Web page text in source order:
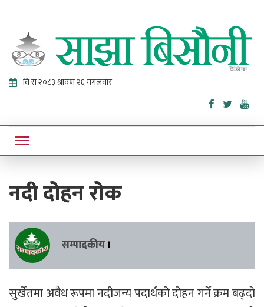
Sajha
Bisaunee
Online News Portal
नदी दोहन रोक
सम्पादकीय ।
सुर्खेतमा अवैध रूपमा नदीजन्य पदार्थको दोहन गर्ने क्रम बढ्दो